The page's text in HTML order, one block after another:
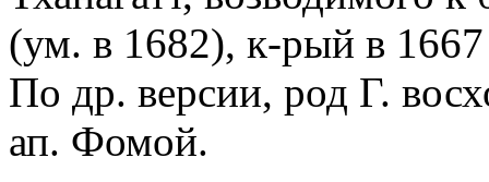
(ум. в 1682), к-рый в
По др. версии, род Г.
ап. Фомой.